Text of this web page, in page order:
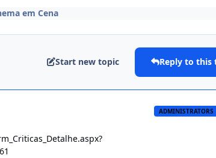
em Cena
Start new topic Reply to this
ADMINISTRATORS